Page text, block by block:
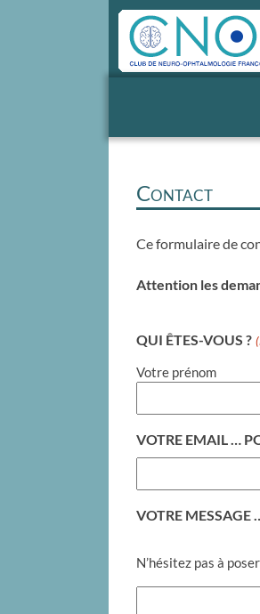
Contact
Ce formulaire de
Attention les
QUI ÊTES-VOUS ?
Votre prénom
VOTRE EMAIL …
VOTRE MESSAGE
N’hésitez pas à